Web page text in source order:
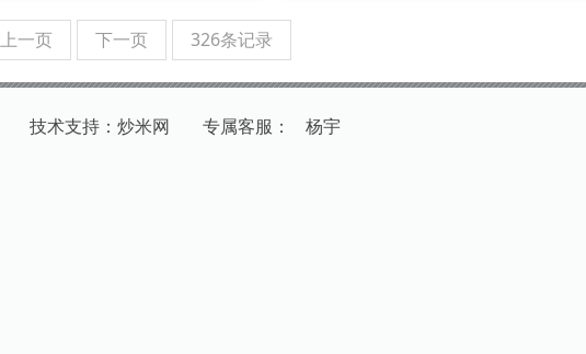
上一页 下一页 326条记录
技术支持：炒米网 专属客服 ： 杨宇